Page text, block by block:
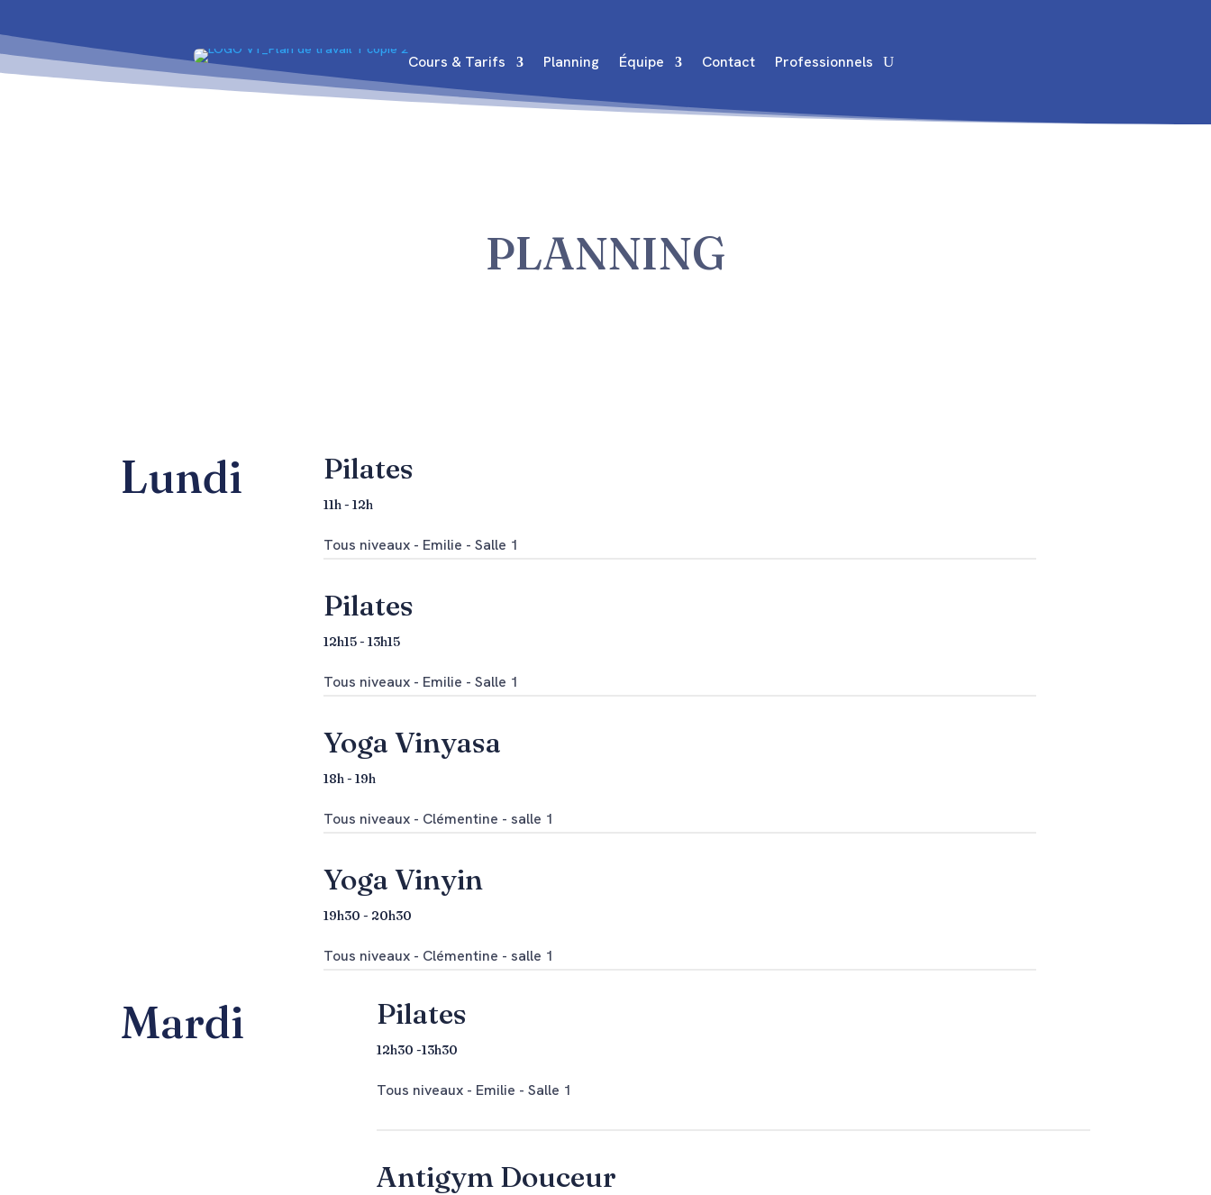
Cours & Tarifs Planning Équipe Contact Professionnels
PLANNING
Lundi Pilates
11h - 12h
Tous niveaux - Emilie - Salle 1
Pilates
12h15 - 13h15
Tous niveaux - Emilie - Salle 1
Yoga Vinyasa
18h - 19h
Tous niveaux - Clémentine - salle 1
Yoga Vinyin
19h30 - 20h30
Tous niveaux - Clémentine - salle 1
Mardi Pilates
12h30 -13h30
Tous niveaux - Emilie - Salle 1
Antigym Douceur